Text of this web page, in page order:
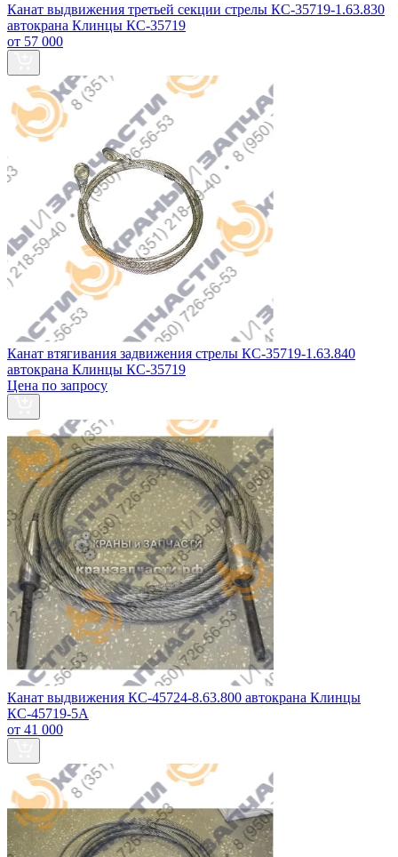
Канат выдвижения третьей секции стрелы КС-35719-1.63.830
автокрана Клинцы КС-35719
от 57 000
Канат втягивания задвижения стрелы КС-35719-1.63.840
автокрана Клинцы КС-35719
Цена по запросу
Канат выдвижения КС-45724-8.63.800 автокрана Клинцы
КС-45719-5А
от 41 000